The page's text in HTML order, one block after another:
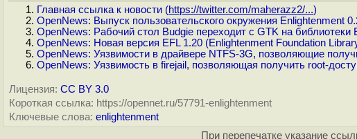
Главная ссылка к новости (https://twitter.com/maherazz2/...)
OpenNews: Выпуск пользовательского окружения Enlightenment
OpenNews: Рабочий стол Budgie переходит с GTK на библиотеки
OpenNews: Новая версия EFL 1.20 (Enlightenment Foundation
OpenNews: Уязвимости в драйвере NTFS-3G, позволяющие
OpenNews: Уязвимость в firejail, позволяющая получить root-
Лицензия: CC BY 3.0
Короткая ссылка: https://opennet.ru/57791-enlightenment
Ключевые слова: enlightenment
При перепечатке указание